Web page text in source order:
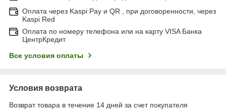
Оплата через Kaspi Pay и QR , при договоренности, через
Kaspi Red
Оплата по номеру телефона или на карту VISA Банка
ЦентрКредит
Все условия оплаты
Условия возврата
Возврат товара в течение 14 дней за счет покупателя